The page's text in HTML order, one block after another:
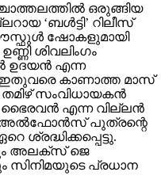
ഒരുങ്ങിയ
‘ബൾട്ടി’ റിലീസ്
ഷോകളുമായി
ശിവലിംഗം
ഉദയൻ എന്ന
ഇതുവരെ കാണാത്ത മാസ്
സംവിധായകൻ
ഭൈരവൻ എന്ന വില്ലൻ
അൽഫോൻസ് പുത്രന്റെ
അലക്സ് ജെ
സിനിമയുടെ പ്രധാന